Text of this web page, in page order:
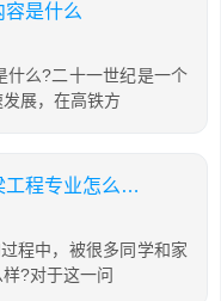
容是什么
什么?二十一世纪是一个
展，在高铁方
重庆建筑高级技工学校铁道与桥梁工程专业怎么样?
程中，被很多同学和家
?对于这一问